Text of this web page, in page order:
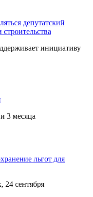
депутатский
инициативу
3 месяца
льгот для
24 сентября